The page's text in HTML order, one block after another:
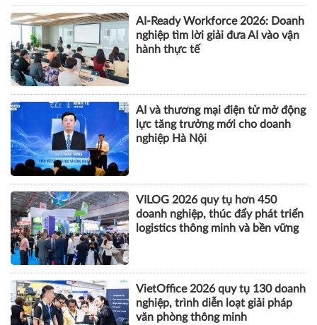
AI-Ready Workforce 2026: Doanh
nghiệp tìm lời giải đưa AI vào vận
hành thực tế
AI và thương mại điện tử mở động
lực tăng trưởng mới cho doanh
nghiệp Hà Nội
VILOG 2026 quy tụ hơn 450
doanh nghiệp, thúc đẩy phát triển
logistics thông minh và bền vững
VietOffice 2026 quy tụ 130 doanh
nghiệp, trình diễn loạt giải pháp
văn phòng thông minh